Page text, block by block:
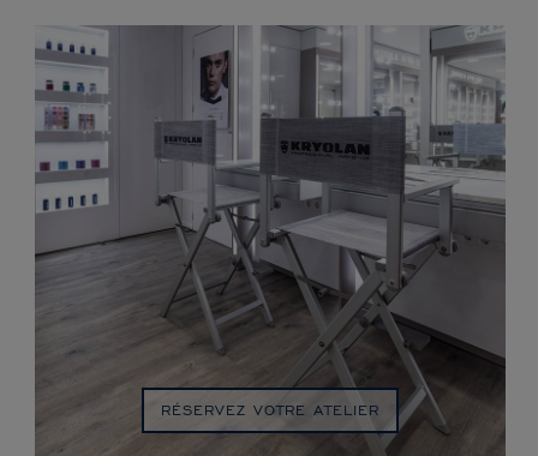
RÉSERVEZ VOTRE ATELIER